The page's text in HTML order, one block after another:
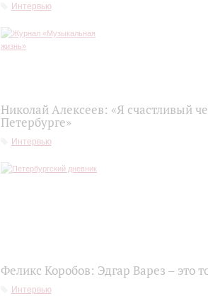
Интервью
Николай Алексеев: «Я счастливый
Петербурге»
Интервью
Феликс Коробов: Эдгар Варез – это
Интервью